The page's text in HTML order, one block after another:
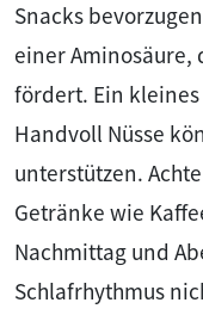
Snacks
einer Aminosäure,
fördert. Ein
Handvoll Nüsse
unterstützen.
Getränke wie
Nachmittag und
Schlafrhythmus